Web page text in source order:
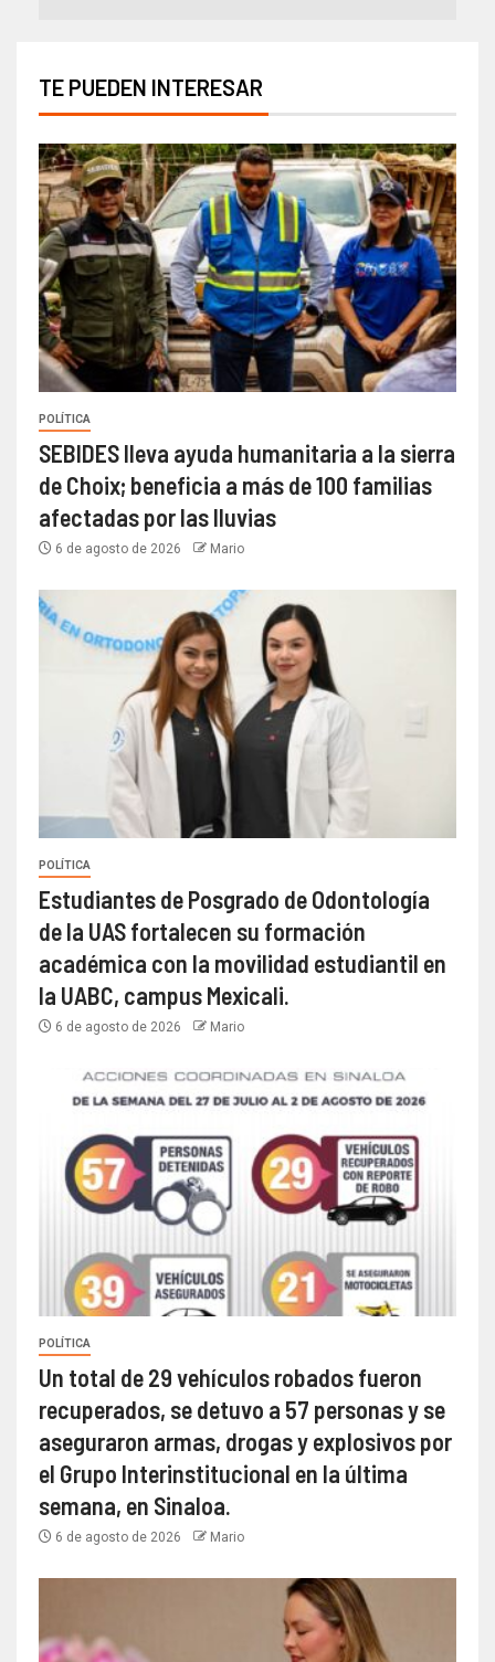
TE PUEDEN INTERESAR
POLÍTICA
SEBIDES lleva ayuda humanitaria a la sierra
de Choix; beneficia a más de 100 familias
afectadas por las lluvias
6 de agosto de 2026 Mario
POLÍTICA
Estudiantes de Posgrado de Odontología
de la UAS fortalecen su formación
académica con la movilidad estudiantil en
la UABC, campus Mexicali.
6 de agosto de 2026 Mario
POLÍTICA
Un total de 29 vehículos robados fueron
recuperados, se detuvo a 57 personas y se
aseguraron armas, drogas y explosivos por
el Grupo Interinstitucional en la última
semana, en Sinaloa.
6 de agosto de 2026 Mario